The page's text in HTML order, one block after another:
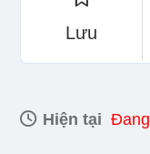
Lưu
Hiện tại